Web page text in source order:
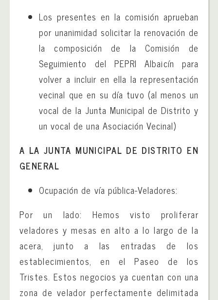
Los presentes en la comisión aprueban
por unanimidad solicitar la renovación de
la composición de la Comisión de
Seguimiento del PEPRI Albaicín para
volver a incluir en ella la representación
vecinal que en su día tuvo (al menos un
vocal de la Junta Municipal de Distrito y
un vocal de una Asociación Vecinal)
A LA JUNTA MUNICIPAL DE DISTRITO EN
GENERAL
Ocupación de vía pública-Veladores:
Por un lado: Hemos visto proliferar
veladores y mesas en alto a lo largo de la
acera, junto a las entradas de los
establecimientos, en el Paseo de los
Tristes. Estos negocios ya cuentan con una
zona de velador perfectamente delimitada